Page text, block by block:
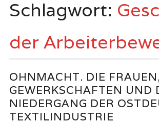
Schlagwort:
der
OHNMACHT. DIE
GEWERKSCHAFTEN UND
NIEDERGANG DER
TEXTILINDUSTRIE